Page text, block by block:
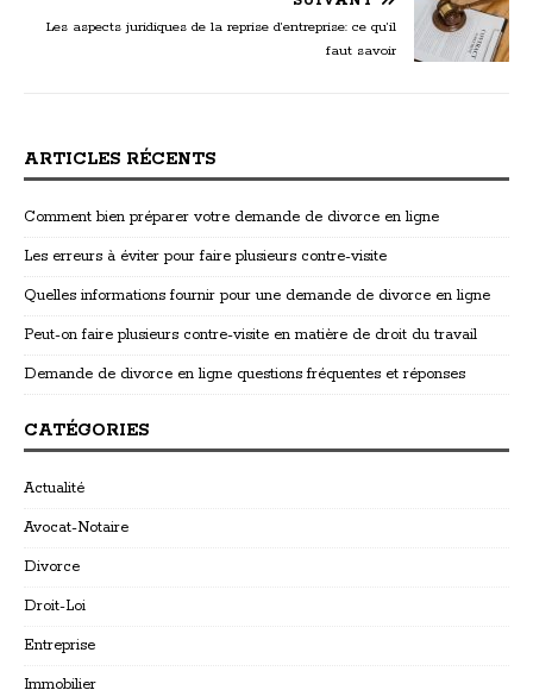
Les aspects juridiques de la reprise d’entreprise: ce qu’il
faut savoir
ARTICLES RÉCENTS
Comment bien préparer votre demande de divorce en ligne
Les erreurs à éviter pour faire plusieurs contre-visite
Quelles informations fournir pour une demande de divorce en ligne
Peut-on faire plusieurs contre-visite en matière de droit du travail
Demande de divorce en ligne questions fréquentes et réponses
CATÉGORIES
Actualité
Avocat-Notaire
Divorce
Droit-Loi
Entreprise
Immobilier